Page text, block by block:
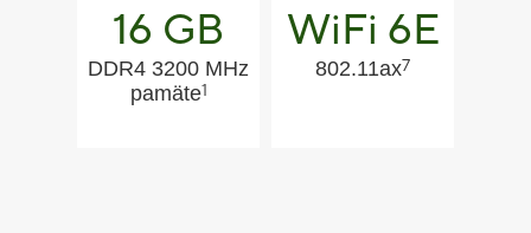
16 GB
DDR4 3200 MHz
pamäte1
WiFi 6E
802.11ax7